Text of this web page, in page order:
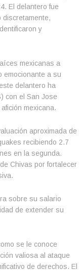
El delantero fue
discretamente,
y
mexicanas a
emocionante a su
delantero ha
con el San Jose
mexicana.
aproximada de
recibiendo 2.7
en la segunda.
Chivas por fortalecer
sobre su salario
de extender su
se le conoce
valiosa al ataque
de derechos. El